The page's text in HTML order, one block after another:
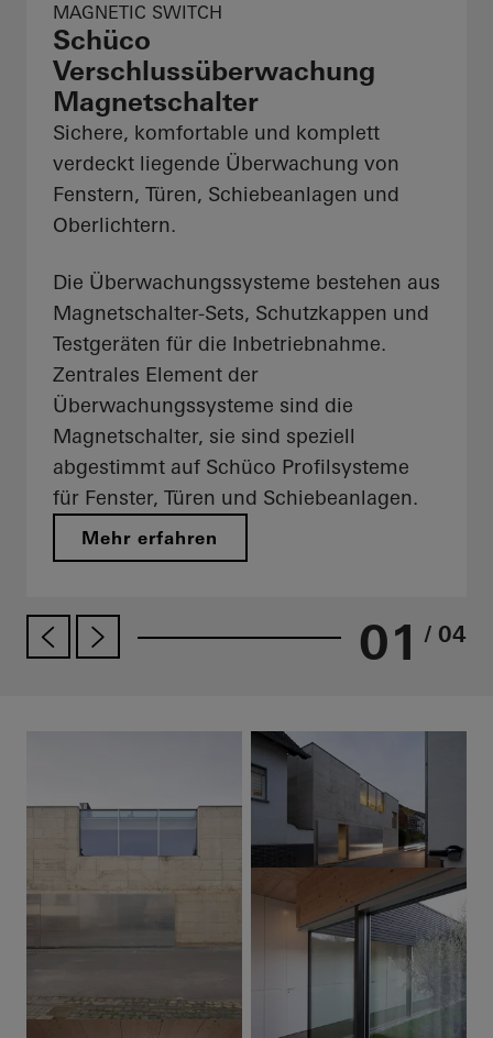
MAGNETIC SWITCH
Schüco
Verschlussüberwachung
Magnetschalter
Sichere, komfortable und komplett
verdeckt liegende Überwachung von
Fenstern, Türen, Schiebeanlagen und
Oberlichtern.
Die Überwachungssysteme bestehen aus
Magnetschalter-Sets, Schutzkappen und
Testgeräten für die Inbetriebnahme.
Zentrales Element der
Überwachungssysteme sind die
Magnetschalter, sie sind speziell
abgestimmt auf Schüco Profilsysteme
für Fenster, Türen und Schiebeanlagen.
Mehr erfahren
01 / 04